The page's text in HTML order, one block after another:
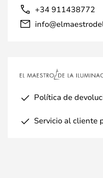
+34 911438772
Política de
Servicio al cliente